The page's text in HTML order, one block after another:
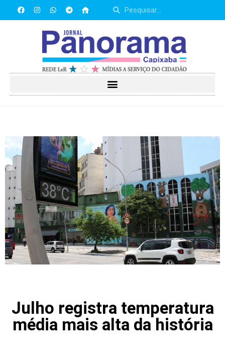
Julho registra temperatura
média mais alta da história